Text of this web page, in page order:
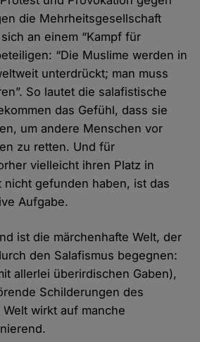
die Mehrheitsgesellschaft
an einem “Kampf für
“Die Muslime werden in
unterdrückt; man muss
So lautet die salafistische
das Gefühl, dass sie
um andere Menschen vor
zu retten. Und für
vielleicht ihren Platz in
nicht gefunden haben, ist das
Aufgabe.
ist die märchenhafte Welt, der
den Salafismus begegnen:
allerlei überirdischen Gaben),
Schilderungen des
wirkt auf manche